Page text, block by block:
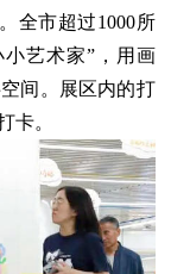
全市超过1000所
艺术家”，用画
间。展区内的打
卡。